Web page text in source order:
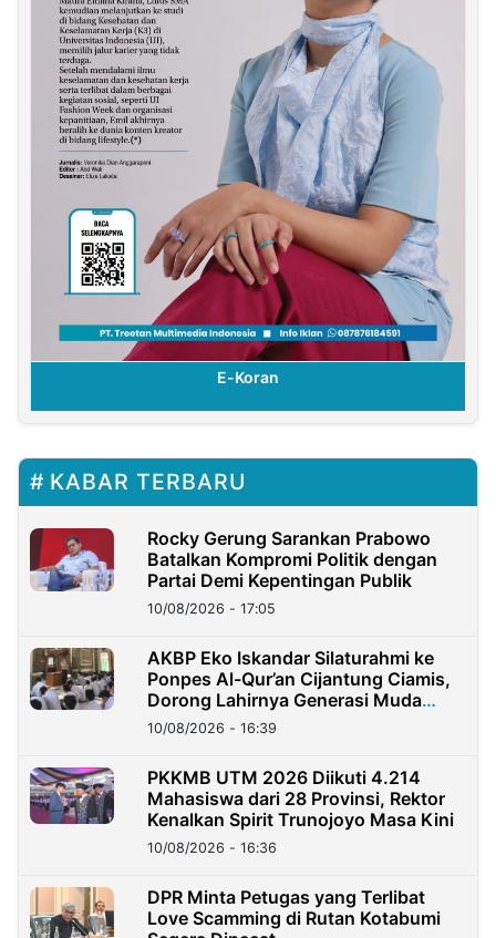
E-Koran
KABAR TERBARU
Rocky Gerung Sarankan Prabowo
Batalkan Kompromi Politik dengan
Partai Demi Kepentingan Publik
10/08/2026 - 17:05
AKBP Eko Iskandar Silaturahmi ke
Ponpes Al-Qur’an Cijantung Ciamis,
Dorong Lahirnya Generasi Muda
Berkarakter
10/08/2026 - 16:39
PKKMB UTM 2026 Diikuti 4.214
Mahasiswa dari 28 Provinsi, Rektor
Kenalkan Spirit Trunojoyo Masa Kini
10/08/2026 - 16:36
DPR Minta Petugas yang Terlibat
Love Scamming di Rutan Kotabumi